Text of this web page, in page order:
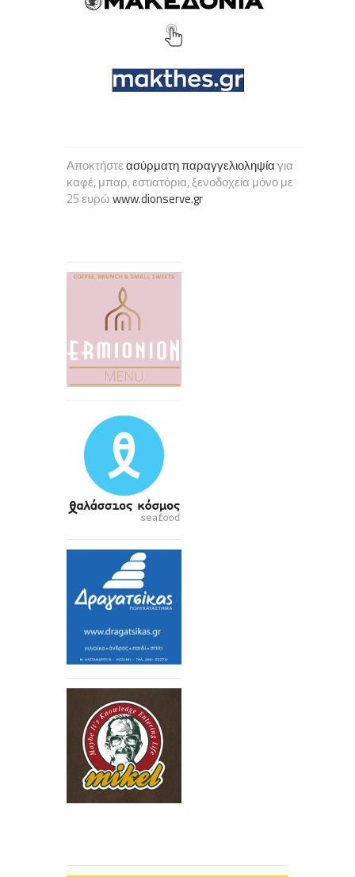
Αποκτήστεασύρματη παραγγελιοληψίαγια
καφέ, μπαρ, εστιατόρια, ξενοδοχεία μόνο με
25 ευρώwww.dionserve.gr